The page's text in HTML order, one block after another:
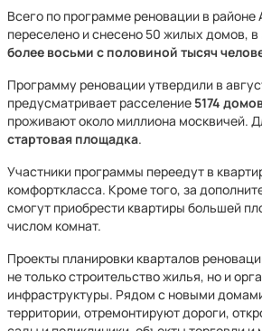
Всего по программе реновации в районе
переселено и снесено 50 жилых домов,
более восьми с половиной тысяч
Программу реновации утвердили в
предусматривает расселение 5174
проживают около миллиона москвичей.
стартовая площадка.
Участники программы переедут в
комфорткласса. Кроме того, за
смогут приобрести квартиры большей
числом комнат.
Проекты планировки кварталов
не только строительство жилья, но и
инфраструктуры. Рядом с новыми
территории, отремонтируют дороги,